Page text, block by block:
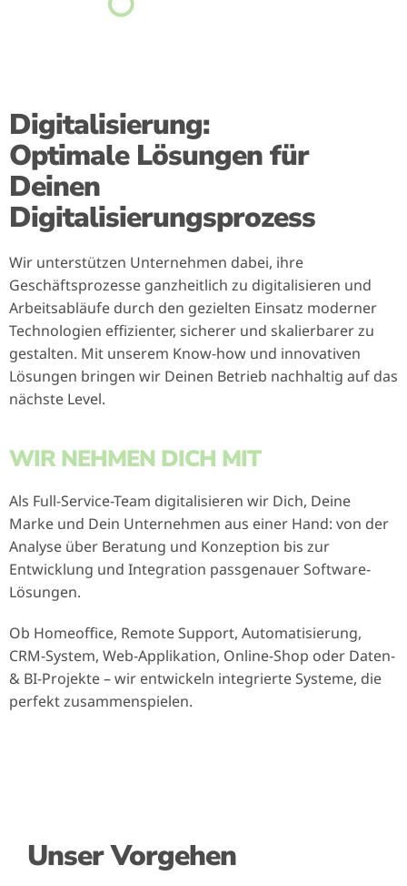
Digitalisierung:
Optimale Lösungen für
Deinen
Digitalisierungsprozess
Wir unterstützen Unternehmen dabei, ihre
Geschäftsprozesse ganzheitlich zu digitalisieren und
Arbeitsabläufe durch den gezielten Einsatz moderner
Technologien effizienter, sicherer und skalierbarer zu
gestalten. Mit unserem Know-how und innovativen
Lösungen bringen wir Deinen Betrieb nachhaltig auf das
nächste Level.
WIR NEHMEN DICH MIT
Als Full-Service-Team digitalisieren wir Dich, Deine
Marke und Dein Unternehmen aus einer Hand: von der
Analyse über Beratung und Konzeption bis zur
Entwicklung und Integration passgenauer Software-
Lösungen.
Ob Homeoffice, Remote Support, Automatisierung,
CRM-System, Web-Applikation, Online-Shop oder Daten-
& BI-Projekte – wir entwickeln integrierte Systeme, die
perfekt zusammenspielen.
Unser Vorgehen